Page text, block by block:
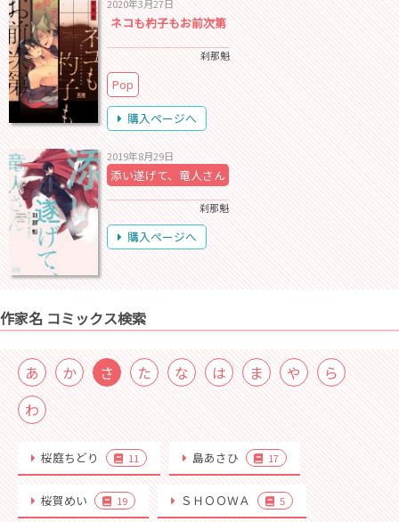
2020年3月27日
ネコも杓子もお前次第
刹那魁
Pop
購入ページへ
2019年8月29日
添い遂げて、竜人さん
刹那魁
購入ページへ
作家名 コミックス検索
あ か さ た な は ま や
ら
わ
桜庭ちどり 11 島あさひ 17
桜賀めい 19 ＳＨＯＯＷＡ 5